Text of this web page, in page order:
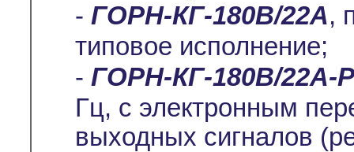
- ГОРН-КГ-180В/22А,
типовое исполнение;
- ГОРН-КГ-180В/22А-Р
Гц, с электронным
выходных сигналов